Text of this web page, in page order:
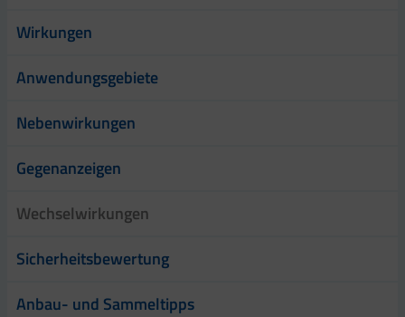
Wirkungen
Anwendungsgebiete
Nebenwirkungen
Gegenanzeigen
Wechselwirkungen
Sicherheitsbewertung
Anbau- und Sammeltipps